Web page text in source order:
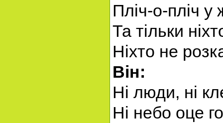
Пліч-о-пліч у
Та тільки
Ніхто не
Він:
Ні люди, ні
Ні небо оце